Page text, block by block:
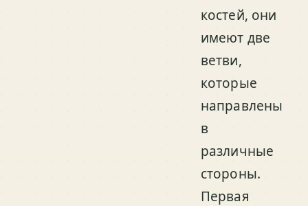
костей, они
имеют две
ветви,
которые
направлены
в
различные
стороны.
Первая